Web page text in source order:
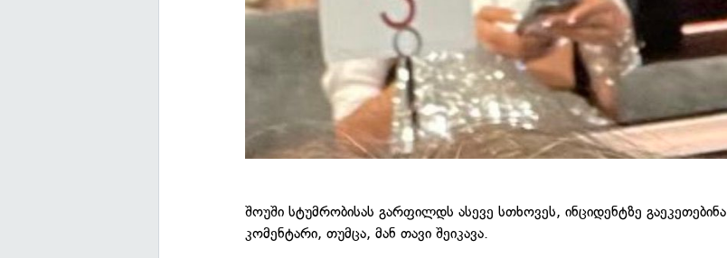
შოუში სტუმრობისას გარფილდს ასევე სთხოვეს, ინციდენტზე გაეკეთებინა
კომენტარი, თუმცა, მან თავი შეიკავა.